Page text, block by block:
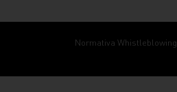
Normativa Whistleblowing